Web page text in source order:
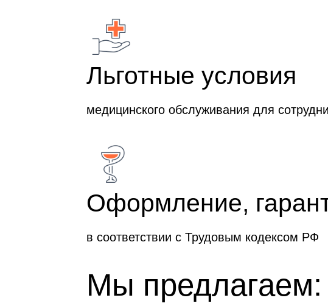
Льготные условия
медицинского обслуживания для
Оформление,
в соответствии с Трудовым кодексом РФ
Мы предлагаем: